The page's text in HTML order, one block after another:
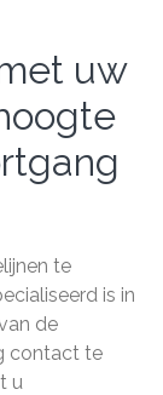
uw
te
is in
de
contact te
u